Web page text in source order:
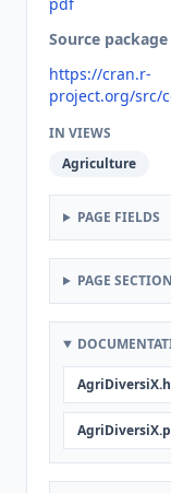
Source package
https://cran.r-
project.org/src/
IN VIEWS
Agriculture
PAGE FIELDS
PAGE